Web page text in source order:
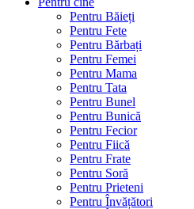
Pentru Băieți
Pentru Fete
Pentru Bărbați
Pentru Femei
Pentru Mama
Pentru Tata
Pentru Bunel
Pentru Bunică
Pentru Fecior
Pentru Fiică
Pentru Frate
Pentru Soră
Pentru Prieteni
Pentru Învățători